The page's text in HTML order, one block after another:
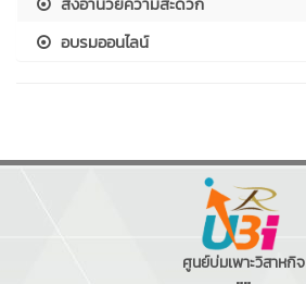
อบรมออนไลน์
ศูนย์บ่มเพาะวิสาหกิจ